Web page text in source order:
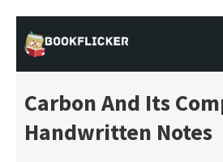
to
content
BOOKFLICKER NOTES
Gateway To Future
Carbon And Its
Handwritten Notes